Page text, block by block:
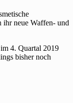
ihr neue Waffen- und
4. Quartal 2019
bisher noch